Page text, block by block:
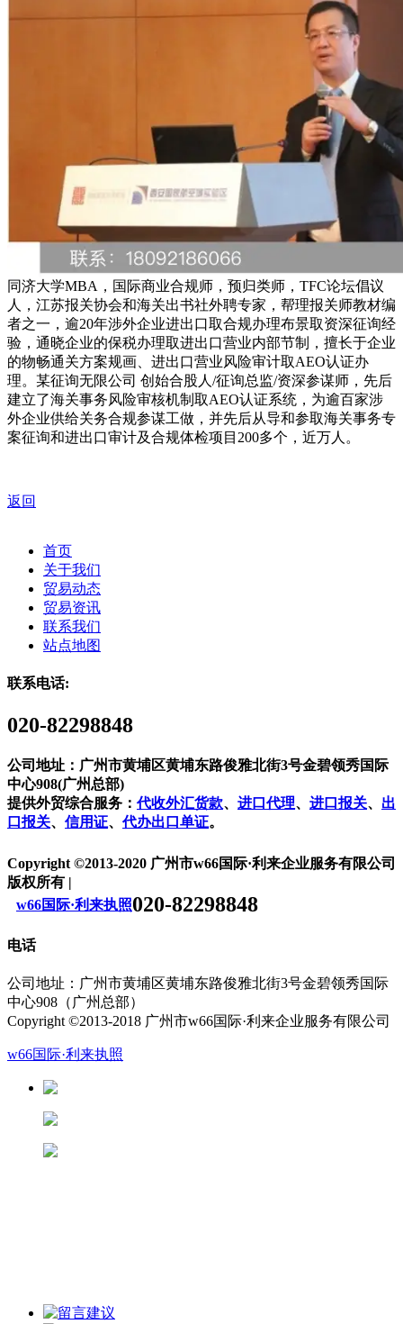
同济大学MBA，国际商业合规师，预归类师，TFC论坛倡议
人，江苏报关协会和海关出书社外聘专家，帮理报关师教材编
者之一，逾20年涉外企业进出口取合规办理布景取资深征询经
验，通晓企业的保税办理取进出口营业内部节制，擅长于企业
的物畅通关方案规画、进出口营业风险审计取AEO认证办
理。某征询无限公司 创始合股人/征询总监/资深参谋师，先后
建立了海关事务风险审核机制取AEO认证系统，为逾百家涉
外企业供给关务合规参谋工做，并先后从导和参取海关事务专
案征询和进出口审计及合规体检项目200多个，近万人。
返回
首页
关于我们
贸易动态
贸易资讯
联系我们
站点地图
联系电话:
020-82298848
公司地址：广州市黄埔区黄埔东路俊雅北街3号金碧领秀国际
中心908(广州总部)
提供外贸综合服务：代收外汇货款、 进口代理、 进口报关、 出
口报关、 信用证、代办出口单证。
Copyright ©2013-2020 广州市w66国际·利来企业服务有限公司
版权所有 |
w66国际·利来执照020-82298848
电话
公司地址：广州市黄埔区黄埔东路俊雅北街3号金碧领秀国际
中心908（广州总部）
Copyright ©2013-2018 广州市w66国际·利来企业服务有限公司
w66国际·利来执照